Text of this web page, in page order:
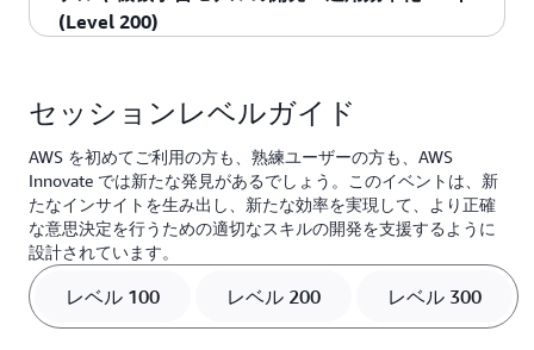
を解決することができます。本セッションで
は、開発者が新機能を顧客に届けるまでの過程
ソリューションアーキテクト
長谷川 大
処理による広範なタスク実行など、様々な利点
が得られます。本セッションでは、AWS
を中心に、生成 AI エージェントの可能性を広げ
るマルチエージェント手法のメリット、仕組み
や、AWS での実現方法を紹介します。
アマゾン ウェブ サービス ジャパン合同会社
ソリューションアーキテクト
安藤 慎太郎
AWS re:Invent 2024 では、国内でも人気の高い
Anthropic の Claude に加えて、新たに Amazon
れらのモデルを効率よく利用するための、
Prompt Caching や Prompt Routing、Model
Distillation など、発展的な機能も登場しまし
た。本セッションではそれらの新機能がどのよ
うな状況で活用できるのかを分かりやすく解説
します。
もたらしますが、既存の学習済みモデルをその
まま活用するだけでは、必ずしもビジネスニー
インチューニングは、独自のデータを追加して
生成 AI モデルをカスタマイズする手法であり、
ビジネスでの活用度を大幅に高めることができ
ます。本セッションでは、ファインチューニン
グの意義とメリットについて説明し、AWS サー
ビスを活用した実践的な手法をご紹介します。
アマゾン ウェブ サービス ジャパン合同会社
(Level 200)
て、品質管理や効率化が大きな課題となってい
ます。Amazon SageMaker AI は、実験管理、モ
デル評価、パイプライン構築、セーフガード実
装など、包括的な MLOps/FMOps 機能を提供す
ることでこれらの課題に対応します。本セッシ
ョンでは、AWS のエコシステムを活用して、基
盤モデル (FM) を含む ML モデルの構築から本番
環境へのデプロイまでを効率的に実現する方法
と、実際の導入事例を紹介します。
セッションレベルガイド
AWS を初めてご利用の方も、熟練ユーザーの方も、AWS
Innovate では新たな発見があるでしょう。このイベントは、新
たなインサイトを生み出し、新たな効率を実現して、より正確
な意思決定を行うための適切なスキルの開発を支援するように
設計されています。
レベル 100 レベル 200 レベル 300